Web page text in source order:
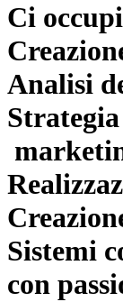
Ci
Analisi
Sistemi
con